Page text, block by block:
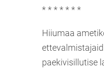
* * * * * * *
Hiiumaa
paekivisillutise